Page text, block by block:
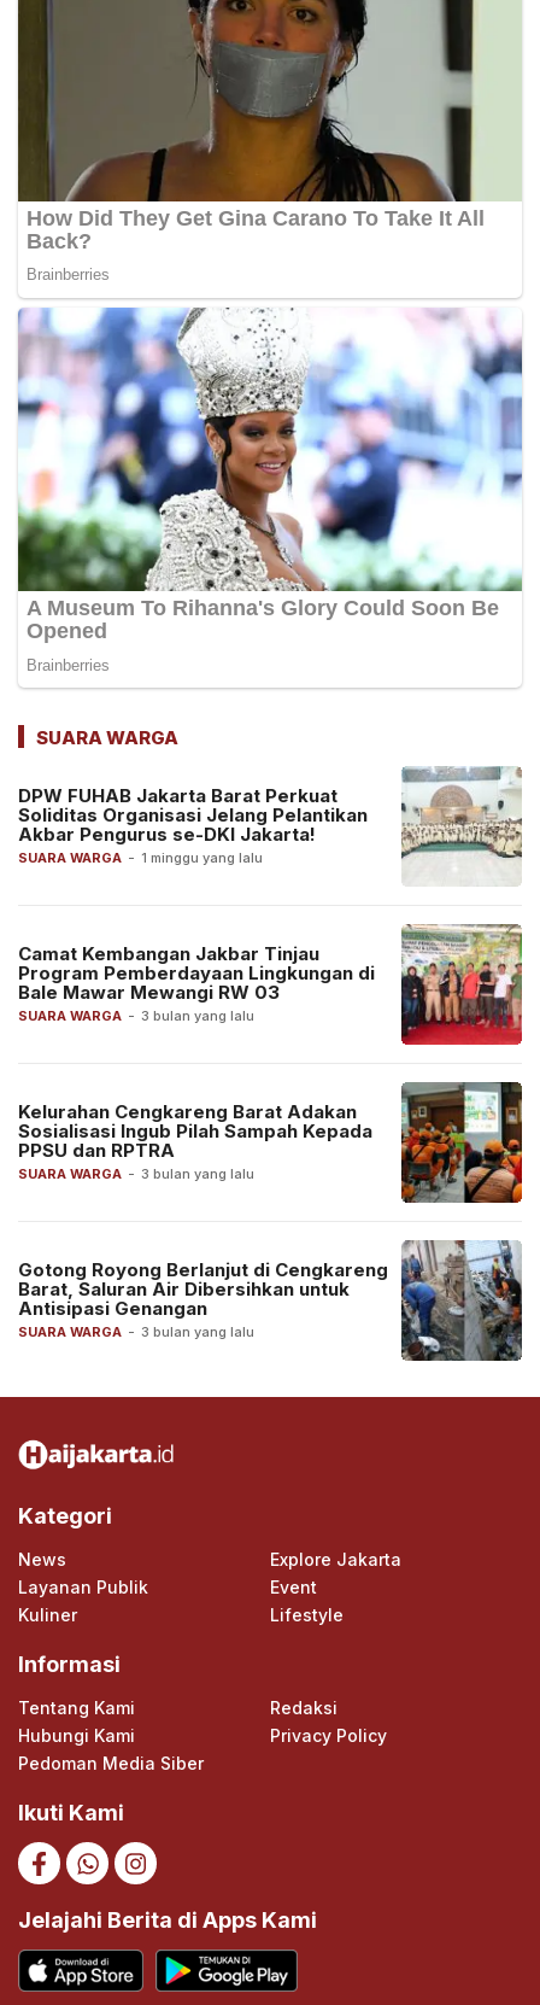
SUARA WARGA
SUARA WARGA - 1 minggu yang lalu
DPW FUHAB Jakarta Barat Perkuat
Soliditas Organisasi Jelang Pelantikan
Akbar Pengurus se-DKI Jakarta!
SUARA WARGA - 3 bulan yang lalu
Camat Kembangan Jakbar Tinjau
Program Pemberdayaan Lingkungan di
Bale Mawar Mewangi RW 03
SUARA WARGA - 3 bulan yang lalu
Kelurahan Cengkareng Barat Adakan
Sosialisasi Ingub Pilah Sampah Kepada
PPSU dan RPTRA
SUARA WARGA - 3 bulan yang lalu
Gotong Royong Berlanjut di Cengkareng
Barat, Saluran Air Dibersihkan untuk
Antisipasi Genangan
Kategori
News
Explore Jakarta
Layanan Publik
Event
Kuliner
Lifestyle
Informasi
Tentang Kami
Redaksi
Hubungi Kami
Privacy Policy
Pedoman Media Siber
Ikuti Kami
Jelajahi Berita di Apps Kami